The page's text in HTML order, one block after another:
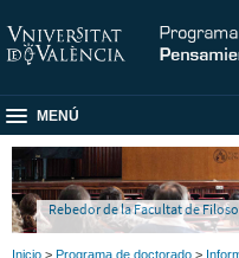
MENÚ
Rebedor de la Facultat de
Inicio > Programa de doctorado >